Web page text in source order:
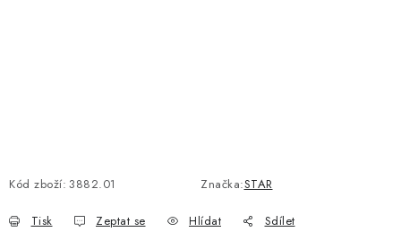
POŠTOVNÍ SCHRÁNKY
Kód zboží: 3882.01 Značka:STAR
Tisk Zeptat se Hlídat Sdílet